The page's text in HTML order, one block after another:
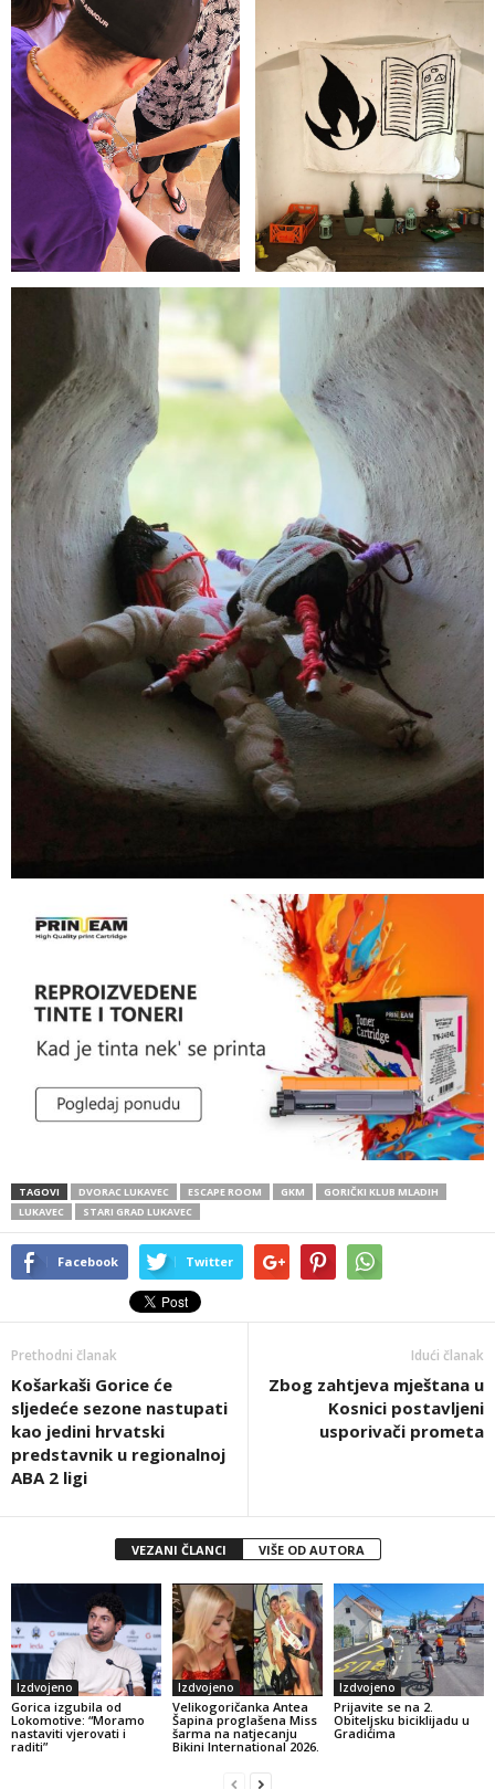
TAGOVI DVORAC LUKAVEC ESCAPE ROOM GKM
GORIČKI KLUB MLADIH
LUKAVEC
STARI GRAD LUKAVEC
Facebook Twitter
Prethodni članak
Košarkaši Gorice će
sljedeće sezone nastupati
kao jedini hrvatski
predstavnik u regionalnoj
ABA 2 ligi
Idući članak
Zbog zahtjeva mještana u
Kosnici postavljeni
usporivači prometa
VEZANI ČLANCI VIŠE OD AUTORA
Izdvojeno
Gorica izgubila od
Lokomotive: “Moramo
nastaviti vjerovati i
raditi”
Izdvojeno
Velikogoričanka Antea
Šapina proglašena Miss
šarma na natjecanju
Bikini International 2026.
Izdvojeno
Prijavite se na 2.
Obiteljsku biciklijadu u
Gradićima